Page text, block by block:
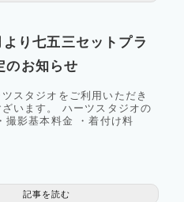
り七五三セットプラ
のお知らせ
スタジオをご利用いただき
います。 ハーツスタジオの
撮影基本料金 ・着付け料
記事を読む